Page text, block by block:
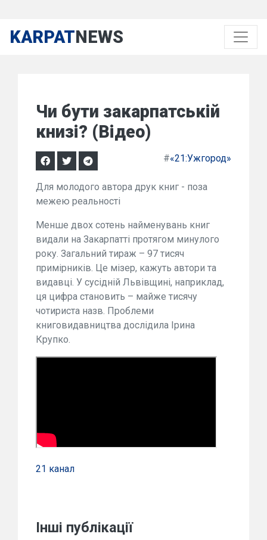
KARPATNEWS
Чи бути закарпатській
книзі? (Відео)
#«21:Ужгород»
Для молодого автора друк книг - поза
межею реальності
Менше двох сотень найменувань книг
видали на Закарпатті протягом минулого
року. Загальний тираж – 97 тисяч
примірників. Це мізер, кажуть автори та
видавці. У сусідній Львівщині, наприклад,
ця цифра становить – майже тисячу
чотириста назв. Проблеми
книговидавництва дослідила Ірина
Крупко.
21 канал
Інші публікації